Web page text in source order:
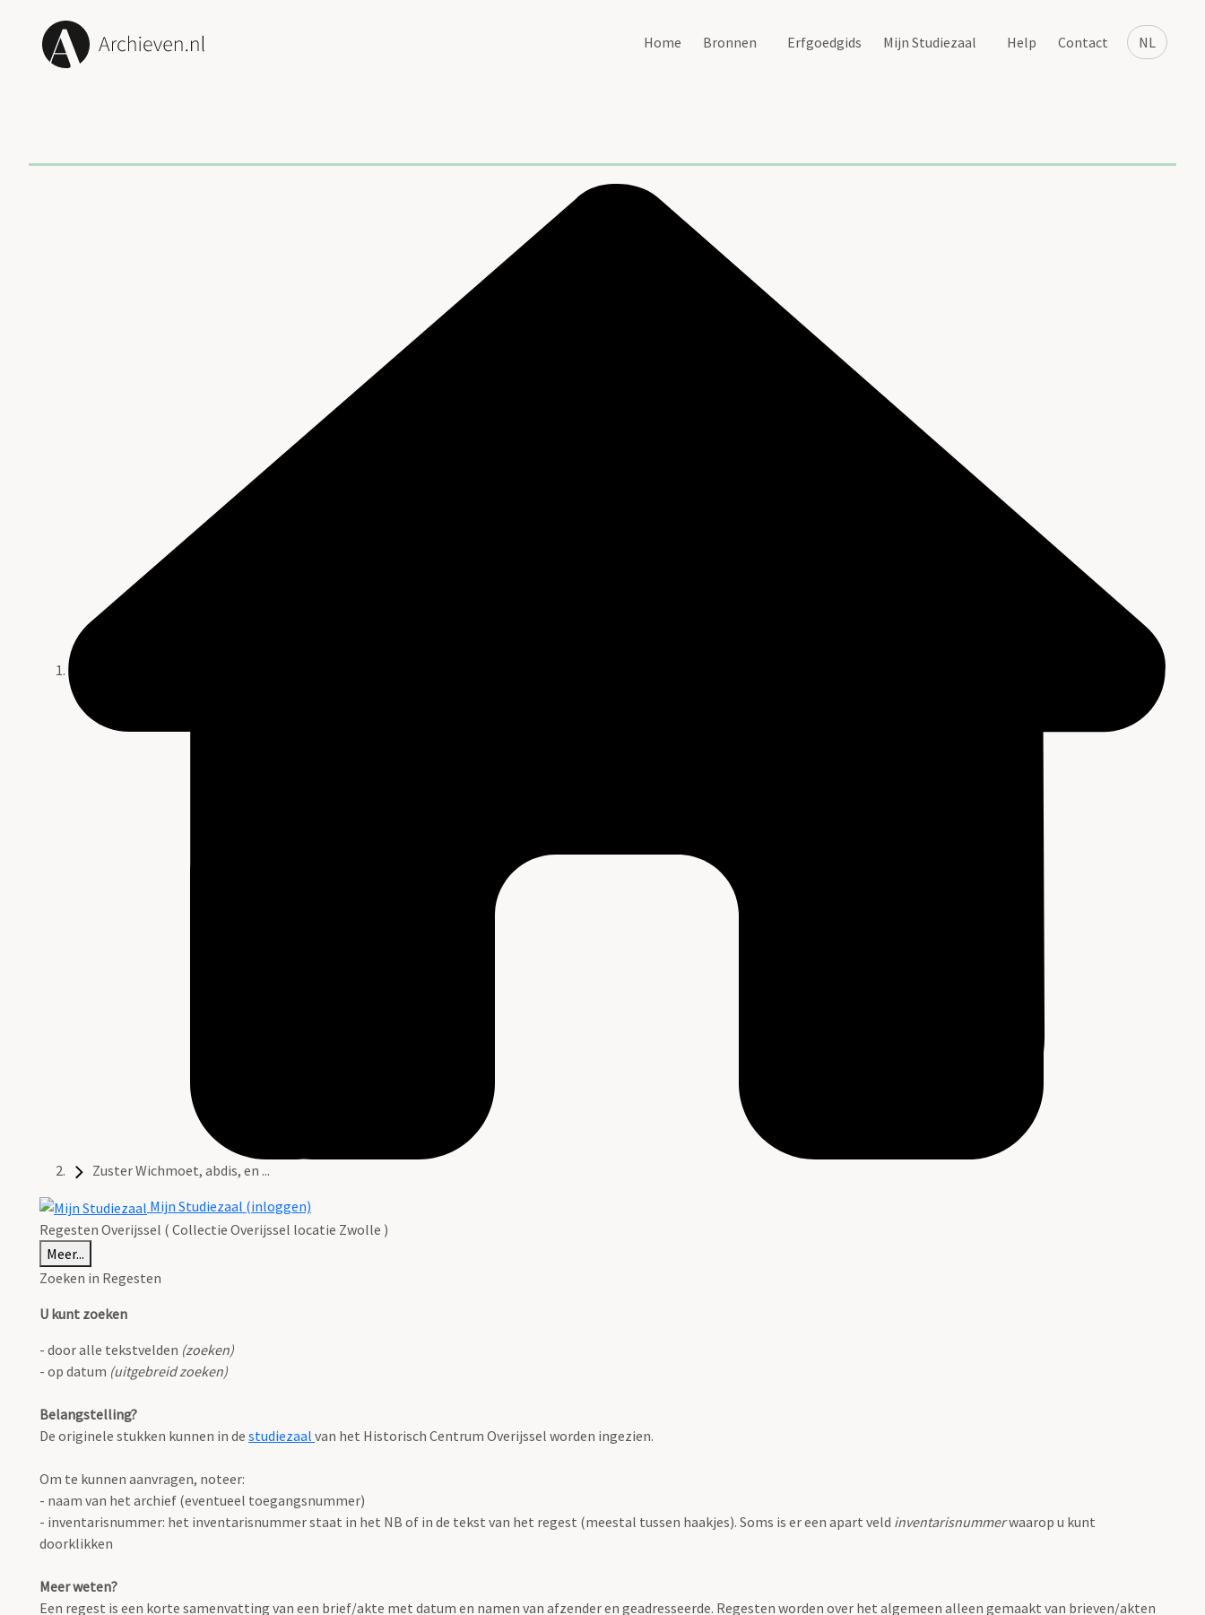
NL
Home Bronnen Erfgoedgids Mijn Studiezaal Help Contact
Zuster Wichmoet, abdis, en ...
Mijn Studiezaal (inloggen)
Regesten Overijssel ( Collectie Overijssel locatie Zwolle )
Meer...
Zoeken in Regesten
U kunt zoeken
- door alle tekstvelden (zoeken)
- op datum (uitgebreid zoeken)
Belangstelling?
De originele stukken kunnen in de studiezaal van het Historisch Centrum Overijssel worden ingezien.
Om te kunnen aanvragen, noteer:
- naam van het archief (eventueel toegangsnummer)
- inventarisnummer: het inventarisnummer staat in het NB of in de tekst van het regest (meestal tussen haakjes). Soms is er een apart veld inventarisnummerwaarop u kunt
doorklikken
Meer weten?
Een regest is een korte samenvatting van een brief/akte met datum en namen van afzender en geadresseerde. Regesten worden over het algemeen alleen gemaakt van brieven/akten